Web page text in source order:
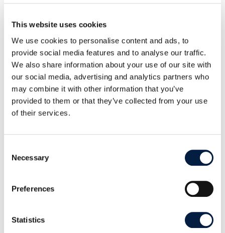
This website uses cookies
We use cookies to personalise content and ads, to
provide social media features and to analyse our traffic.
We also share information about your use of our site with
our social media, advertising and analytics partners who
may combine it with other information that you’ve
provided to them or that they’ve collected from your use
of their services.
Selection
Necessary
Preferences
Statistics
aufgenommen. Außerdem erreichte das
Nürnberger Projekt zum dritten Mal in Folge den
Storage Insider IT-Awards.
SHARE THIS POST ON: